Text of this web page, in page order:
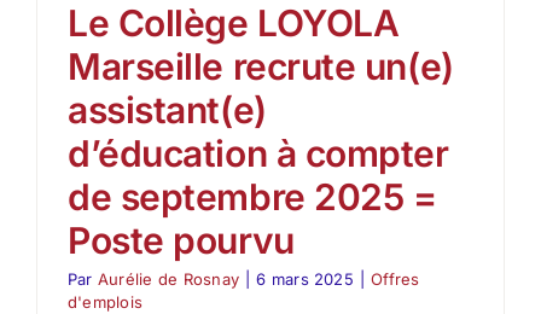
Le Collège LOYOLA
Marseille recrute un(e)
assistant(e)
d’éducation à compter
de septembre 2025 =
Poste pourvu
Par Aurélie de Rosnay 6 mars 2025
Offres
d'emplois